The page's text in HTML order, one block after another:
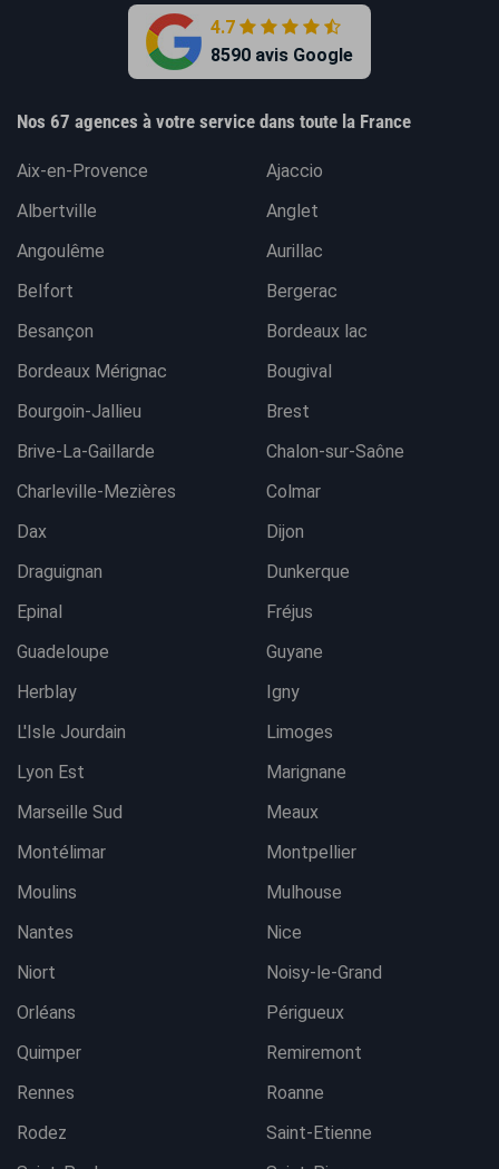
4.7
8590 avis Google
Nos 67 agences à votre service dans toute la France
Aix-en-Provence
Ajaccio
Albertville
Anglet
Angoulême
Aurillac
Belfort
Bergerac
Besançon
Bordeaux lac
Bordeaux Mérignac
Bougival
Bourgoin-Jallieu
Brest
Brive-La-Gaillarde
Chalon-sur-Saône
Charleville-Mezières
Colmar
Dax
Dijon
Draguignan
Dunkerque
Epinal
Fréjus
Guadeloupe
Guyane
Herblay
Igny
L'Isle Jourdain
Limoges
Lyon Est
Marignane
Marseille Sud
Meaux
Montélimar
Montpellier
Moulins
Mulhouse
Nantes
Nice
Niort
Noisy-le-Grand
Orléans
Périgueux
Quimper
Remiremont
Rennes
Roanne
Rodez
Saint-Etienne